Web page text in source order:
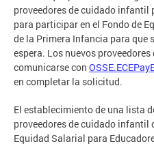
proveedores de cuidado infantil
para participar en el Fondo de
de la Primera Infancia para que
espera. Los nuevos
comunicarse con
en completar la solicitud.
El establecimiento de una lista
proveedores de cuidado infantil
Equidad Salarial para